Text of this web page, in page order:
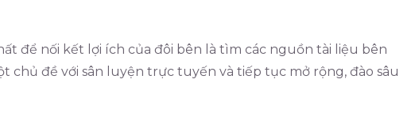
để nối kết lợi ích của đôi bên là tìm các nguồn tài liệu bên
chủ đề với sân luyện trực tuyến và tiếp tục mở rộng, đào sâu